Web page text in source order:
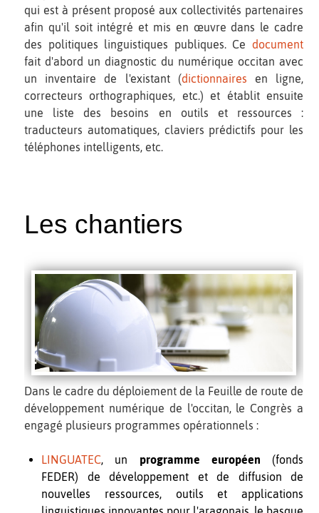
qui est à présent proposé aux collectivités partenaires
afin qu'il soit intégré et mis en œuvre dans le cadre
des politiques linguistiques publiques. Ce document
fait d'abord un diagnostic du numérique occitan avec
un inventaire de l'existant (dictionnaires en ligne,
correcteurs orthographiques, etc.) et établit ensuite
une liste des besoins en outils et ressources :
traducteurs automatiques, claviers prédictifs pour les
téléphones intelligents, etc.
Les chantiers
Dans le cadre du déploiement de la Feuille de route de
développement numérique de l'occitan, le Congrès a
engagé plusieurs programmes opérationnels :
LINGUATEC, un programme européen (fonds
FEDER) de développement et de diffusion de
nouvelles ressources, outils et applications